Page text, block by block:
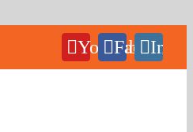
YouTubeFacebook